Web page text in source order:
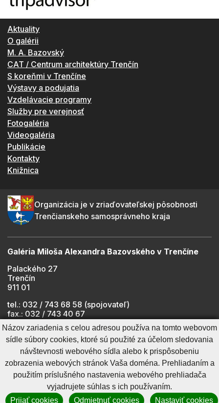
Aktuality
O galérii
M. A. Bazovský
CAT / Centrum architektúry Trenčín
S koreňmi v Trenčíne
Výstavy a podujatia
Vzdelávacie programy
Služby pre verejnosť
Fotogaléria
Videogaléria
Publikácie
Kontakty
Knižnica
Organizácia je v zriaďovateľskej pôsobnosti
Trenčianskeho samosprávneho kraja
Galéria Miloša Alexandra Bazovského v Trenčíne
Palackého 27
Trenčín
911 01
tel.: 032 / 743 68 58 (spojovateľ)
fax.: 032 / 743 40 67
e-mail:
info@gmab.sk
Cookies nastavenie
Ochrana osobných údajov
Cookies - viac informácií
Vyhlásenie o prístupnosti
Technický prevádzkovateľ
Správca obsahu
GenerujeCMS BUXUS
Názov zariadenia s celou adresou používa na tomto webovom
sídle súbory cookies, ktoré sú použité za účelom sledovania
návštevnosti webového sídla alebo k prispôsobeniu
zobrazenia webových stránok Vaša doména. Prehliadaním a
použitím príslušného nastavenia webového prehliadača
vyjadrujete súhlas s ich používaním.
Prijať cookies
Odmietnuť cookies Nastaviť cookies